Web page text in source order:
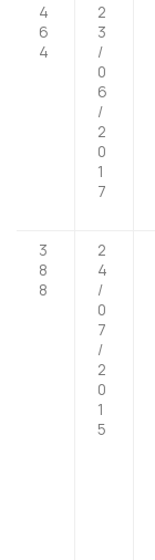
4
6
4
2
3
/
0
6
/
2
0
1
7
3
8
8
2
4
/
0
7
/
2
0
1
5